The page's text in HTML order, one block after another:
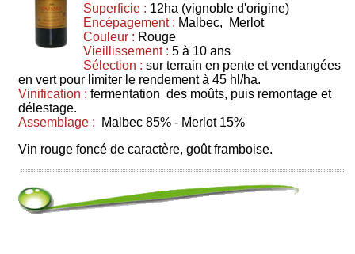
Superficie : 12ha (vignoble d'origine)
Encépagement : Malbec, Merlot
Couleur : Rouge
Vieillissement : 5 à 10 ans
Sélection : sur terrain en pente et vendangées
en vert pour limiter le rendement à 45 hl/ha.
Vinification : fermentation des moûts, puis remontage et
délestage.
Assemblage : Malbec 85% - Merlot 15%
Vin rouge foncé de caractère, goût framboise.